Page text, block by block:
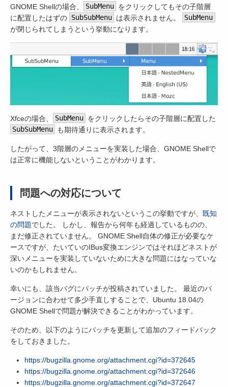
GNOME Shellの場合、 SubMenu をクリックしてもその子階層
に配置したはずの SubSubMenu は表示されません。
SubMenu
が閉じられてしまうという挙動になります。
Xfceの場合、 SubMenu をクリックしたらその子階層に配置した
SubSubMenu
も期待通りに表示されます。
したがって、3階層のメニューを実装した場合、GNOME Shellで
は正常に機能しないということがわかります。
問題への対応について
ネストしたメニューが表示されないというこの挙動ですが、
既知
の問題でした。 しかし、報告から何年も経過しているものの、
まだ修正されていません。 GNOME Shell自体の修正が必要なケ
ースですが、たいていのIBus変換エンジンではそれほどネストが
深いメニューを実装していないために大きな問題にはなっていな
いのかもしれません。
幸いにも、該当バグにパッチが投稿されていました。 最近のバ
ージョンに合わせて多少手直しすることで、Ubuntu 18.04の
GNOME Shellで問題が解決できることがわかっています。
そのため、以下のようにパッチを更新して追加のフィードバック
をしておきました。
https://bugzilla.gnome.org/attachment.cgi?id=372645
https://bugzilla.gnome.org/attachment.cgi?id=372646
https://bugzilla.gnome.org/attachment.cgi?id=372647